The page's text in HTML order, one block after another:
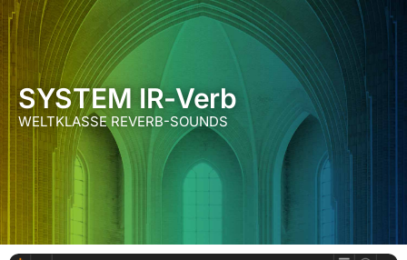
SYSTEM IR-Verb
WELTKLASSE REVERB-SOUNDS